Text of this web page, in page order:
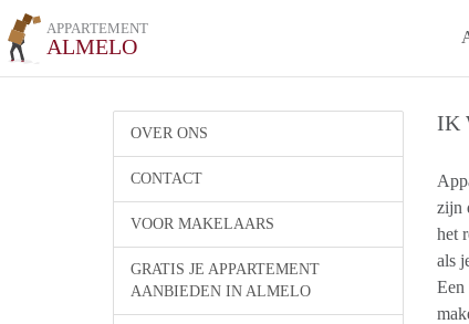
APPARTEMENT
ALMELO
OVER ONS
CONTACT
VOOR MAKELAARS
GRATIS JE APPARTEMENT
AANBIEDEN IN ALMELO
IK
zijn
het
als
Een